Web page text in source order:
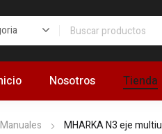
Nosotros Tienda
MHARKA N3 eje